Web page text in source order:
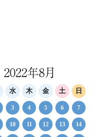
2022年8月
水 木 金 土 日
3 4 5 6 7
10 11 12 13 14